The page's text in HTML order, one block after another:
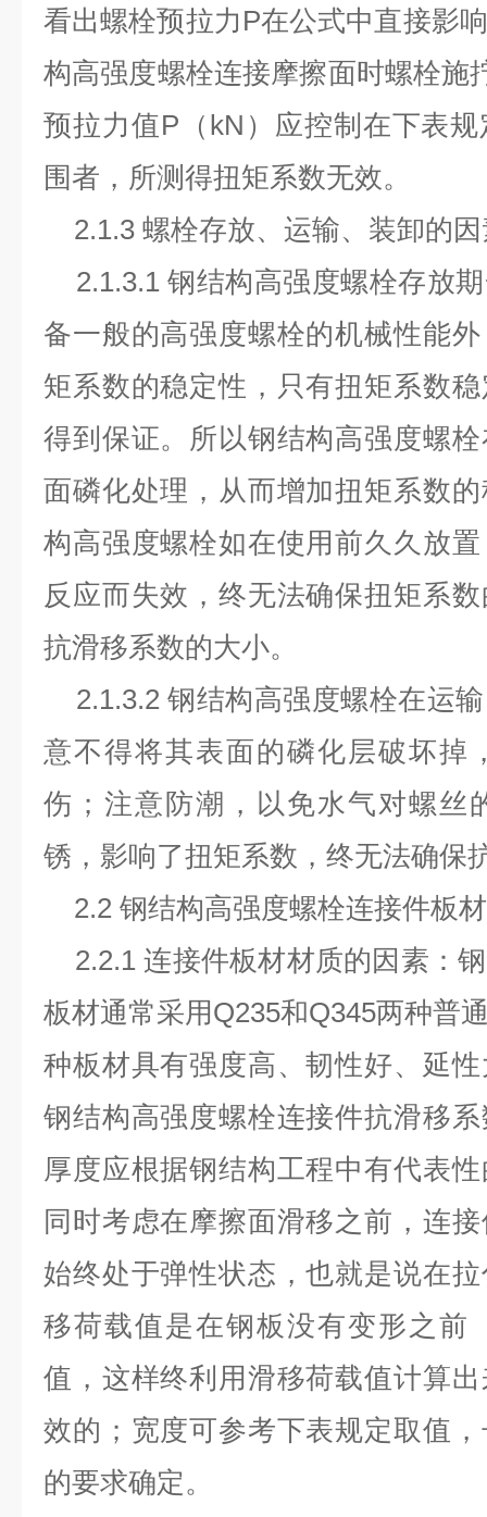
看出螺栓预拉力P在公式中直接影
构高强度螺栓连接摩擦面时螺栓施
预拉力值P（kN）应控制在下表
围者，所测得扭矩系数无效。
2.1.3 螺栓存放、运输、装卸的
2.1.3.1 钢结构高强度螺栓存放
备一般的高强度螺栓的机械性能
矩系数的稳定性，只有扭矩系数
得到保证。所以钢结构高强度螺
面磷化处理，从而增加扭矩系数
构高强度螺栓如在使用前久久放
反应而失效，终无法确保扭矩系
抗滑移系数的大小。
2.1.3.2 钢结构高强度螺栓在运
意不得将其表面的磷化层破坏掉
伤；注意防潮，以免水气对螺丝
锈，影响了扭矩系数，终无法确保
2.2 钢结构高强度螺栓连接件板
2.2.1 连接件板材材质的因素：
板材通常采用Q235和Q345两种普
种板材具有强度高、韧性好、延
钢结构高强度螺栓连接件抗滑移
厚度应根据钢结构工程中有代表
同时考虑在摩擦面滑移之前，连
始终处于弹性状态，也就是说在
移荷载值是在钢板没有变形之前
值，这样终利用滑移荷载值计算
效的；宽度可参考下表规定取值
的要求确定。